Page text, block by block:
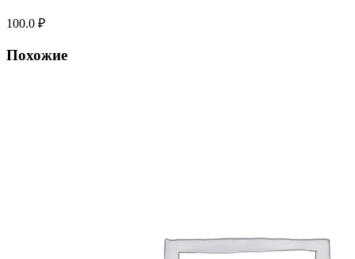
100.0 ₽
Похожие